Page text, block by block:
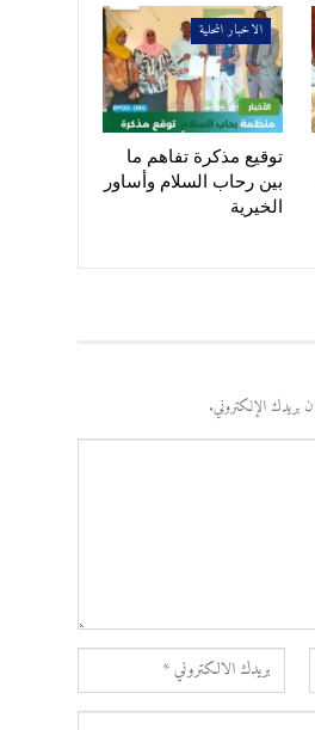
الاخبار المحلية
توقيع مذكرة تفاهم ما
بين رحاب السلام وأساور
الخيرية
بريدك الإلكتروني.